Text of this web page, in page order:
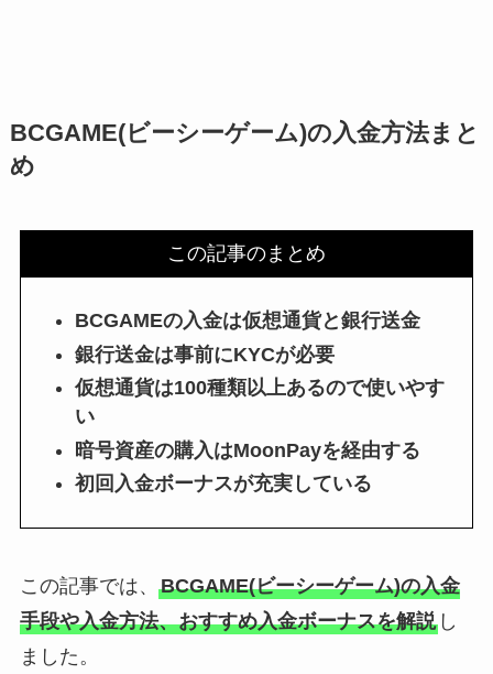
BCGAME(ビーシーゲーム)の入金方法まと
め
この記事のまとめ
BCGAMEの入金は仮想通貨と銀行送金
銀行送金は事前にKYCが必要
仮想通貨は100種類以上あるので使いやす
い
暗号資産の購入はMoonPayを経由する
初回入金ボーナスが充実している
この記事では、 BCGAME(ビーシーゲーム)の入金
手段や入金方法、おすすめ入金ボーナスを解説し
ました。